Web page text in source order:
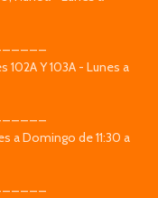
102A Y 103A - Lunes a
a Domingo de 11:30 a